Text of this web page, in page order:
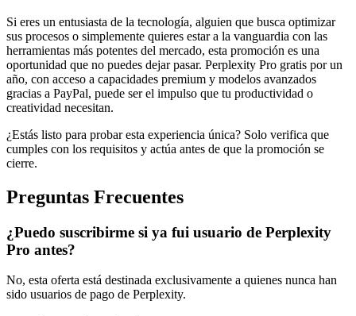
Si eres un entusiasta de la tecnología, alguien que busca optimizar
sus procesos o simplemente quieres estar a la vanguardia con las
herramientas más potentes del mercado, esta promoción es una
oportunidad que no puedes dejar pasar. Perplexity Pro gratis por un
año, con acceso a capacidades premium y modelos avanzados
gracias a PayPal, puede ser el impulso que tu productividad o
creatividad necesitan.
¿Estás listo para probar esta experiencia única? Solo verifica que
cumples con los requisitos y actúa antes de que la promoción se
cierre.
Preguntas Frecuentes
¿Puedo suscribirme si ya fui usuario de Perplexity
Pro antes?
No, esta oferta está destinada exclusivamente a quienes nunca han
sido usuarios de pago de Perplexity.